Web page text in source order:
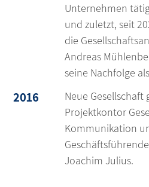
Unternehmen
und zuletzt, seit
die
Andreas
seine Nachfolge
2016
Neue Gesellschaft
Projektkontor
Kommunikation
Joachim Julius.